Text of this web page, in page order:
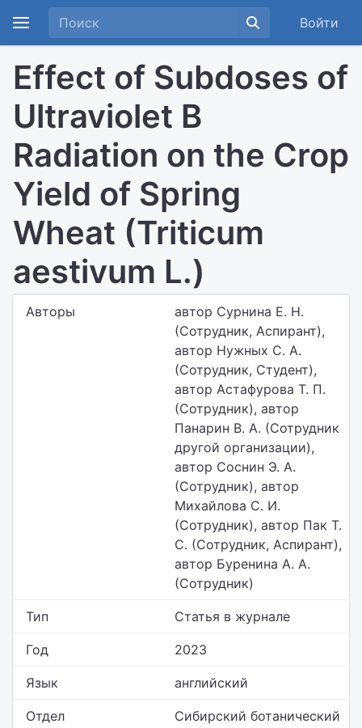
Войти
Effect of Subdoses of
Ultraviolet B
Radiation on the Crop
Yield of Spring
Wheat (Triticum
aestivum L.)
Авторы
автор Сурнина Е. Н.
(Сотрудник, Аспирант),
автор Нужных С. А.
(Сотрудник, Студент),
автор Астафурова Т. П.
(Сотрудник), автор
Панарин В. А. (Сотрудник
другой организации),
автор Соснин Э. А.
(Сотрудник), автор
Михайлова С. И.
(Сотрудник), автор Пак Т.
С. (Сотрудник, Аспирант),
автор Буренина А. А.
(Сотрудник)
Тип Статья в журнале
Год 2023
Язык английский
Отдел
Сибирский ботанический